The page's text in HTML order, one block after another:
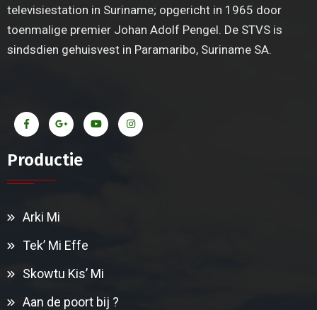
televisiestation in Suriname; opgericht in 1965 door
toenmalige premier Johan Adolf Pengel. De STVS is
sindsdien gehuisvest in Paramaribo, Suriname SA.
Productie
Arki Mi
Tek’ Mi Effe
Skowtu Kis’ Mi
Aan de poort bij ?